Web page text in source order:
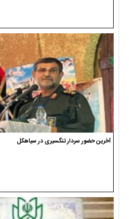
آخرین حضور سردار تنگسیری در سیاهکل